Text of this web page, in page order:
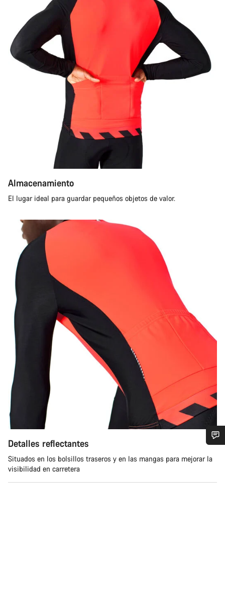
Almacenamiento
El lugar ideal para guardar pequeños objetos de valor.
Detalles reflectantes
Situados en los bolsillos traseros y en las mangas para mejorar la
visibilidad en carretera
¿Necesitas ayuda?
Nuestros expertos estarán encantados de responder a tus